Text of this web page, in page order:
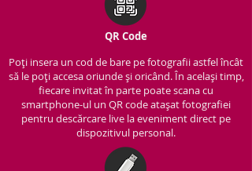
QR Code
Poți insera un cod de bare pe fotografii astfel încât
să le poți accesa oriunde și oricând. În același timp,
fiecare invitat în parte poate scana cu
smartphone-ul un QR code atașat fotografiei
pentru descărcare live la eveniment direct pe
dispozitivul personal.